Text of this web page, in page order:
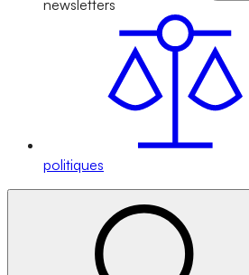
newsletters
politiques